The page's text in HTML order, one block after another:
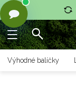
Výhodné balíčky